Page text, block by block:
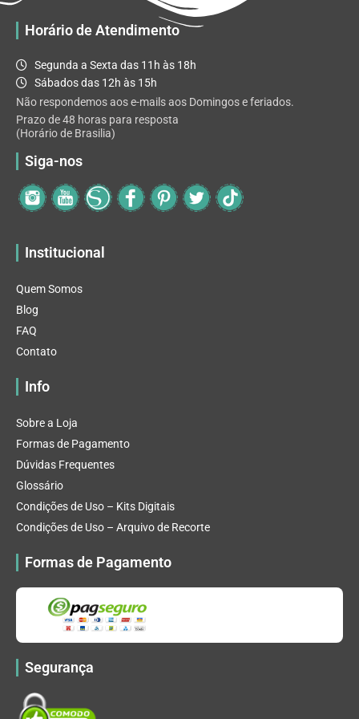
Horário de Atendimento
Segunda a Sexta das 11h às 18h
Sábados das 12h às 15h
Não respondemos aos e-mails aos Domingos e feriados.
Prazo de 48 horas para resposta
(Horário de Brasilia)
Siga-nos
Institucional
Quem Somos
Blog
FAQ
Contato
Info
Sobre a Loja
Formas de Pagamento
Dúvidas Frequentes
Glossário
Condições de Uso – Kits Digitais
Condições de Uso – Arquivo de Recorte
Formas de Pagamento
Segurança